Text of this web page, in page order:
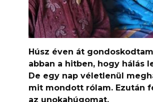
Húsz éven át
abban a hitben, hogy hálás
De egy nap véletlenül
mit mondott rólam. Ezután
az unokahúgomat.